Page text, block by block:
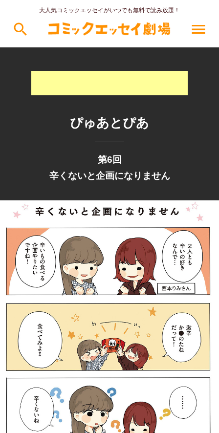
大人気コミックエッセイがいつでも無料で読み放題！
search menu
ぴゅあとぴあ
第6回
辛くないと企画になりません